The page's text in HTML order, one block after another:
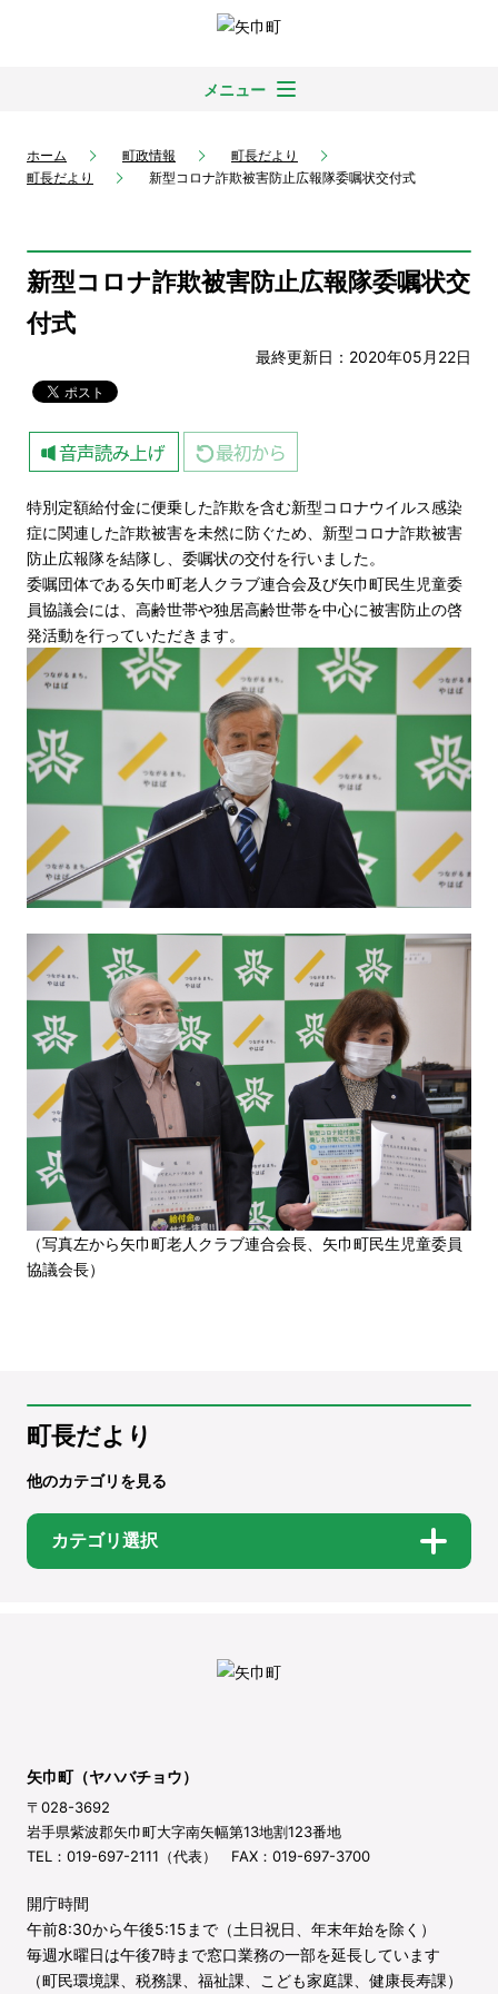
メニュー
ホーム 町政情報
町長だより
町長だより
新型コロナ詐欺被害防止広報隊委嘱状交付式
新型コロナ詐欺被害防止広報隊委嘱状交
付式
最終更新日：2020年05月22日
特別定額給付金に便乗した詐欺を含む新型コロナウイルス感染
症に関連した詐欺被害を未然に防ぐため、新型コロナ詐欺被害
防止広報隊を結隊し、委嘱状の交付を行いました。
委嘱団体である矢巾町老人クラブ連合会及び矢巾町民生児童委
員協議会には、高齢世帯や独居高齢世帯を中心に被害防止の啓
発活動を行っていただきます。
（写真左から矢巾町老人クラブ連合会長、矢巾町民生児童委員
協議会長）
町長だより
他のカテゴリを見る
カテゴリ選択
矢巾町（ヤハバチョウ）
〒028-3692
岩手県紫波郡矢巾町大字南矢幅第13地割123番地
TEL：019-697-2111（代表） FAX：019-697-3700
開庁時間
午前8:30から午後5:15まで（土日祝日、年末年始を除く）
毎週水曜日は午後7時まで窓口業務の一部を延長しています
（町民環境課、税務課、福祉課、こども家庭課、健康長寿課）